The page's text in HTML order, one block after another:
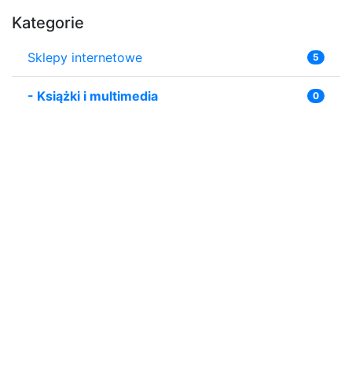
Kategorie
Sklepy internetowe 5
- Książki i multimedia 0